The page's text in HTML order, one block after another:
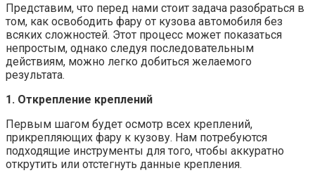
Представим, что перед нами стоит задача разобраться в
том, как освободить фару от кузова автомобиля без
всяких сложностей. Этот процесс может показаться
непростым, однако следуя последовательным
действиям, можно легко добиться желаемого
результата.
1. Открепление креплений
Первым шагом будет осмотр всех креплений,
прикрепляющих фару к кузову. Нам потребуются
подходящие инструменты для того, чтобы аккуратно
открутить или отстегнуть данные крепления.